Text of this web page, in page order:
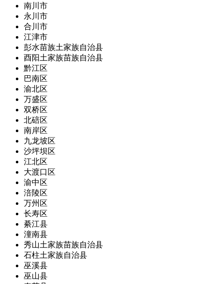
南川市
永川市
合川市
江津市
彭水苗族土家族自治县
酉阳土家族苗族自治县
黔江区
巴南区
渝北区
万盛区
双桥区
北碚区
南岸区
九龙坡区
沙坪坝区
江北区
大渡口区
渝中区
涪陵区
万州区
长寿区
綦江县
潼南县
秀山土家族苗族自治县
石柱土家族自治县
巫溪县
巫山县